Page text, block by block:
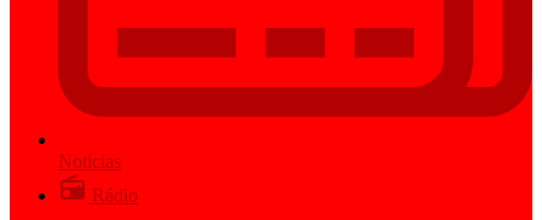
Notícias
Rádio